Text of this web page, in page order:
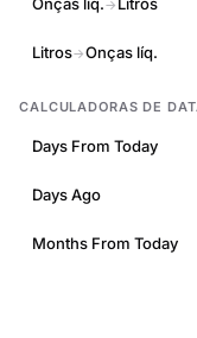
→
Litros→Onças líq.
CALCULADORAS DE
Days From Today
Days Ago
Months From Today